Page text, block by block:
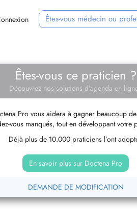
Êtes-vous médecin ou
Êtes-vous ce praticien ?
Découvrez nos solutions d’agenda en
Pro vous aidera à gagner beaucoup
vous manqués, tout en développant votre
Déjà plus de 10.000 praticiens l’ont
En savoir plus sur Doctena Pro
DEMANDE DE MODIFICATION